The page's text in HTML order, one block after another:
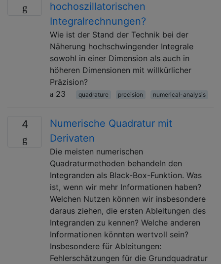
hochoszillatorischen
Integralrechnungen?
Wie ist der Stand der Technik bei der
Näherung hochschwingender Integrale
sowohl in einer Dimension als auch in
höheren Dimensionen mit willkürlicher
Präzision?
23
quadrature precision numerical-analysis
4
Numerische Quadratur mit
Derivaten
Die meisten numerischen
Quadraturmethoden behandeln den
Integranden als Black-Box-Funktion. Was
ist, wenn wir mehr Informationen haben?
Welchen Nutzen können wir insbesondere
daraus ziehen, die ersten Ableitungen des
Integranden zu kennen? Welche anderen
Informationen könnten wertvoll sein?
Insbesondere für Ableitungen:
Fehlerschätzungen für die Grundquadratur